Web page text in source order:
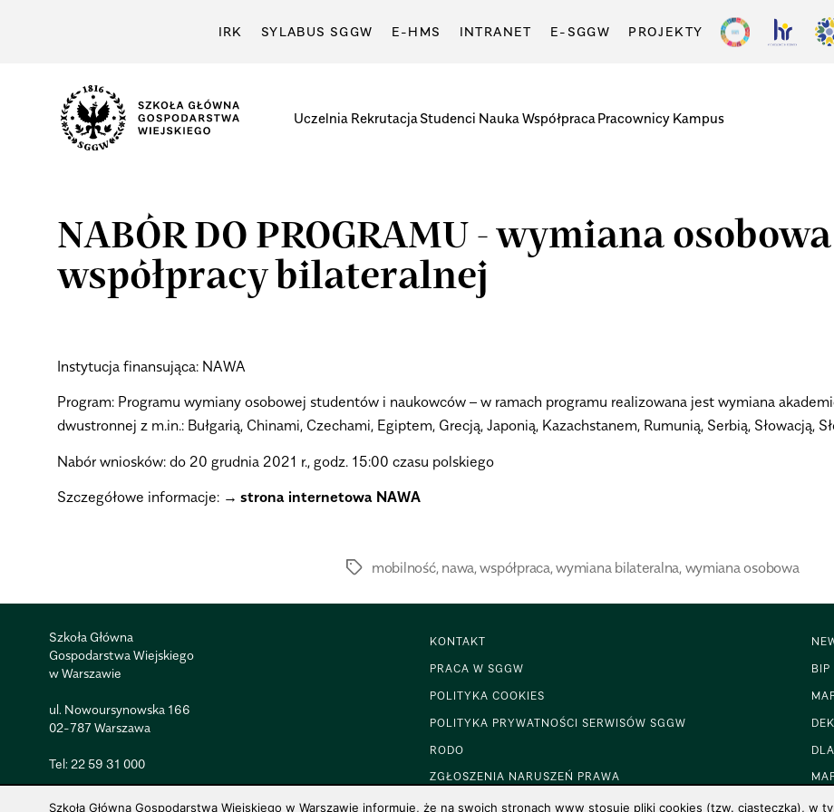
IRK SYLABUS SGGW E-HMS INTRANET E-SGGW PROJEKTY
Uczelnia Rekrutacja Studenci Nauka Współpraca Pracownicy Kampus
NABÓR DO PROGRAMU - wymiana
współpracy bilateralnej
Instytucja finansująca: NAWA
Program: Programu wymiany osobowej studentów i naukowców – w ramach programu realizowana jest wymiana
dwustronnej z m.in.: Bułgarią, Chinami, Czechami, Egiptem, Grecją, Japonią, Kazachstanem, Rumunią, Serbią, Słowacją,
Nabór wniosków: do 20 grudnia 2021 r., godz. 15:00 czasu polskiego
Szczegółowe informacje:
strona internetowa NAWA
mobilność, nawa,współpraca,wymiana bilateralna, wymiana osobowa
Szkoła Główna
Gospodarstwa Wiejskiego
w Warszawie
ul. Nowoursynowska 166
02-787 Warszawa
Tel: 22 59 31 000
KONTAKT
PRACA W SGGW
POLITYKA COOKIES
POLITYKA PRYWATNOŚCI SERWISÓW SGGW
RODO
ZGŁOSZENIA NARUSZEŃ PRAWA
BIP
Szkoła Główna Gospodarstwa Wiejskiego w Warszawie informuje, że na swoich stronach www stosuje pliki cookies (tzw. ciasteczka), w